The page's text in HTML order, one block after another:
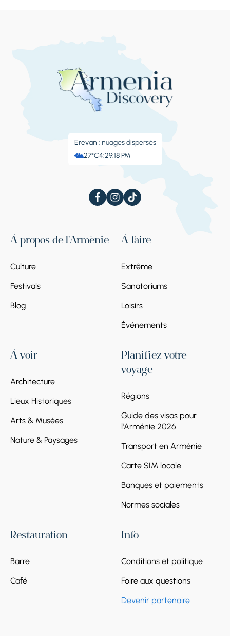
Erevan : nuages ​​dispersés
27°C4:29:18 PM
À propos de l'Arménie
Culture
Festivals
Blog
À faire
Extrême
Sanatoriums
Loisirs
Événements
À voir
Architecture
Lieux Historiques
Arts & Musées
Nature & Paysages
Planifiez votre
voyage
Régions
Guide des visas pour
l'Arménie 2026
Transport en Arménie
Carte SIM locale
Banques et paiements
Normes sociales
Restauration
Barre
Café
Info
Conditions et politique
Foire aux questions
Devenir partenaire